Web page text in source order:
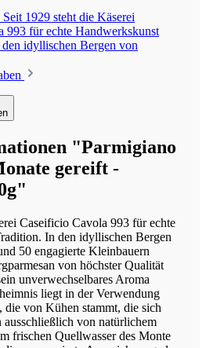
Seit 1929 steht die Käserei
993 für echte Handwerkskunst
idyllischen Bergen von
"Parmigiano
gereift -
Caseificio Cavola 993 für echte
In den idyllischen Bergen
50 engagierte Kleinbauern
von höchster Qualität
unverwechselbares Aroma
liegt in der Verwendung
von Kühen stammt, die sich
ausschließlich von natürlichem
frischen Quellwasser des Monte